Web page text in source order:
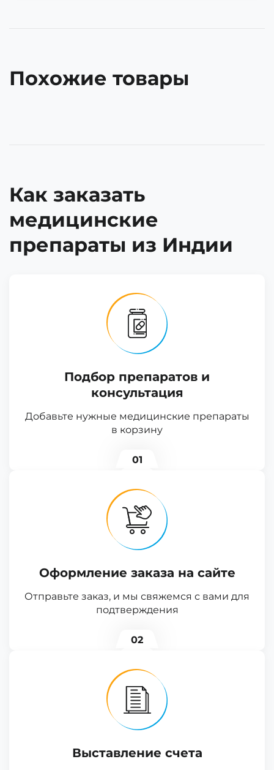
Похожие товары
Как заказать
медицинские
препараты из Индии
Подбор препаратов и
консультация
Добавьте нужные медицинские препараты
в корзину
01
Оформление заказа на сайте
Отправьте заказ, и мы свяжемся с вами для
подтверждения
02
Выставление счета